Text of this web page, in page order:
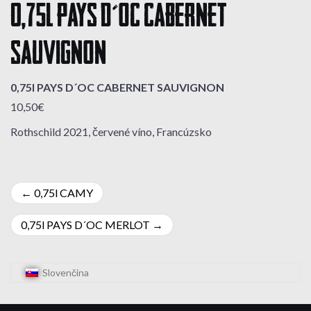
0,75l PAYS D´OC CABERNET
SAUVIGNON
0,75l PAYS D´OC CABERNET SAUVIGNON
10,50€
Rothschild 2021, červené víno, Francúzsko
Navigácia
v
0,75l CAMY
0,75l PAYS D´OC MERLOT
Slovenčina